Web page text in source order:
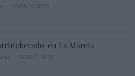
en La Mareta